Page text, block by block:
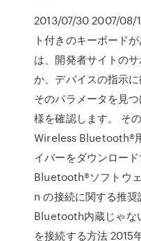
2013/07/30 2007/08/
ト付きのキーボード
は、開発者サイトの
か、デバイスの指示
そのパラメータを見
様を確認します。 そ
Wireless Bluetooth®
イバーをダウンロー
Bluetooth®ソフトウ
n の接続に関する推
Bluetooth内蔵じゃな
を接続する方法 2015